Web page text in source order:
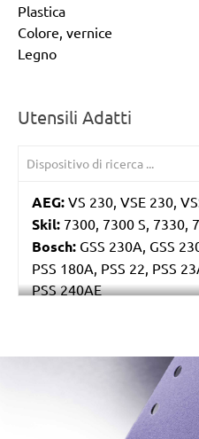
Plastica
Colore, vernice
Legno
Utensili Adatti
AEG: VS 230, VSE 230,
Skil: 7300, 7300 S, 7330,
Bosch: GSS 230A, GSS
PSS 180A, PSS 22, PSS
PSS 240AE
Metabo:SR 4350
Black & Decker:KA175,
/marketing/parallax/